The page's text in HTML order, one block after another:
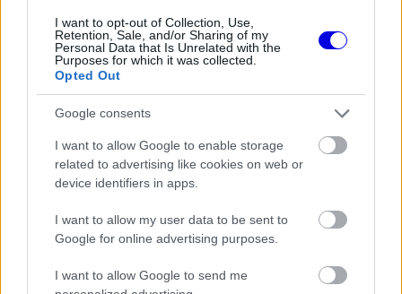
I want to opt-out of Collection, Use,
Retention, Sale, and/or Sharing of my
Personal Data that Is Unrelated with the
Purposes for which it was collected.
Opted Out
Google consents
I want to allow Google to enable storage
related to advertising like cookies on web or
device identifiers in apps.
I want to allow my user data to be sent to
Google for online advertising purposes.
I want to allow Google to send me
nagyobb üzemanyagtartályok beépítéséhez a
karosszéria módosítására is szükség lesz. A
csapatok között mégis teljes volt az egyetértés
tervezett 2028-as időpont helyett már 2027-re
előrehozzák, ugyanis a felmerülő problémák
azonnali megoldásának vágya felülírta a technikai
nehézségeket.
EZEKET IS AJÁNLJUK